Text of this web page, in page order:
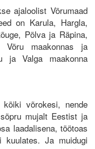
ajaloolist Võrumaad
on Karula, Hargla,
Põlva ja Räpina,
maakonnas ja
ja Valga maakonna
võrokesi, nende
mujalt Eestist ja
laadalisena, töötoas
kuulates. Ja muidugi